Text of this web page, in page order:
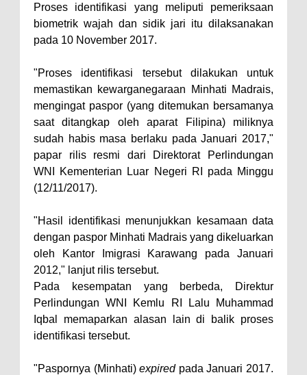
Proses identifikasi yang meliputi pemeriksaan
biometrik wajah dan sidik jari itu dilaksanakan
pada 10 November 2017.
"Proses identifikasi tersebut dilakukan untuk
memastikan kewarganegaraan Minhati Madrais,
mengingat paspor (yang ditemukan bersamanya
saat ditangkap oleh aparat Filipina) miliknya
sudah habis masa berlaku pada Januari 2017,"
papar rilis resmi dari Direktorat Perlindungan
WNI Kementerian Luar Negeri RI pada Minggu
(12/11/2017).
"Hasil identifikasi menunjukkan kesamaan data
dengan paspor Minhati Madrais yang dikeluarkan
oleh Kantor Imigrasi Karawang pada Januari
2012," lanjut rilis tersebut.
Pada kesempatan yang berbeda, Direktur
Perlindungan WNI Kemlu RI Lalu Muhammad
Iqbal memaparkan alasan lain di balik proses
identifikasi tersebut.
"Paspornya (Minhati)expired pada Januari 2017.